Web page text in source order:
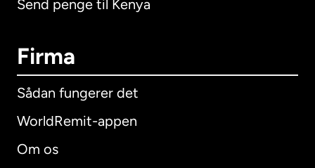
Send penge til Kenya
Firma
Sådan fungerer det
WorldRemit-appen
Om os